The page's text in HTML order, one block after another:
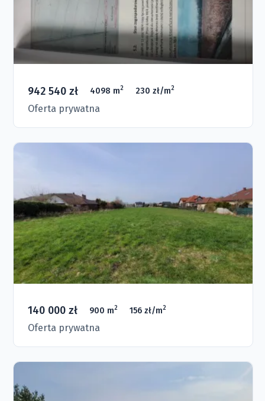
942 540 zł 4098 m2 230 zł/m2
Oferta prywatna
140 000 zł 900 m2 156 zł/m2
Oferta prywatna